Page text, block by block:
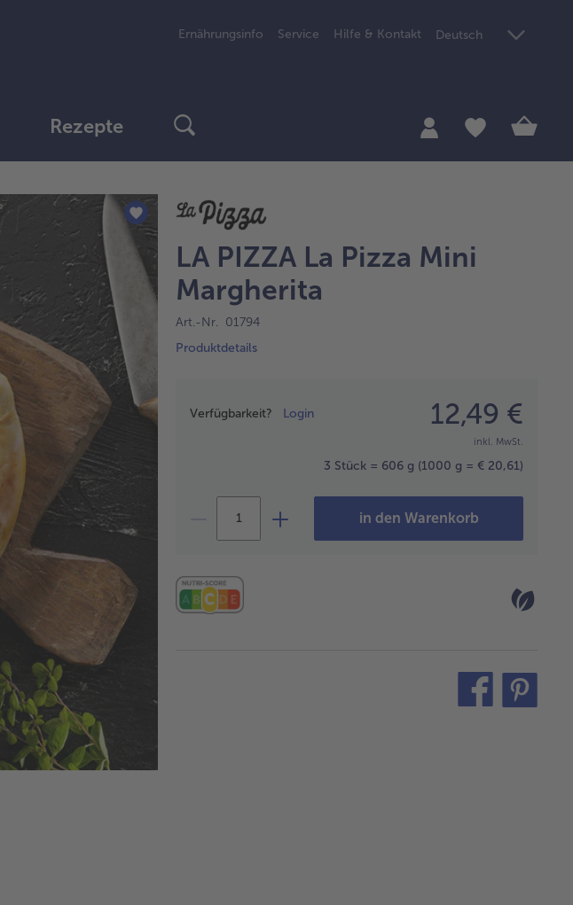
Ernährungsinfo Service Hilfe & Kontakt Deutsch
Rezepte
LA PIZZA La Pizza Mini
Margherita
Art.-Nr. 01794
Produktdetails
Verfügbarkeit? Login 12,49 €
inkl. MwSt.
3 Stück = 606 g (1000 g = € 20,61)
in den Warenkorb
teilen